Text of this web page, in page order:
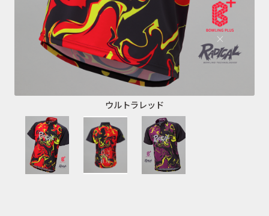
ウルトラレッド